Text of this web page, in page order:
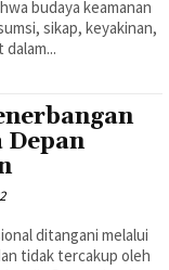
budaya keamanan
sikap, keyakinan,
Depan
ditangani melalui
tidak tercakup oleh